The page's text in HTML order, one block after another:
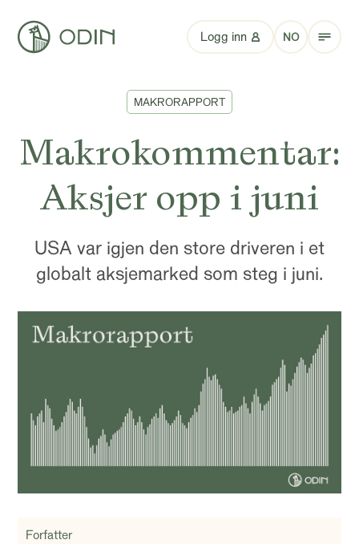
Logg inn NO
MAKRORAPPORT
Makrokommentar:
Aksjer opp i juni
USA var igjen den store driveren i et
globalt aksjemarked som steg i juni.
Forfatter